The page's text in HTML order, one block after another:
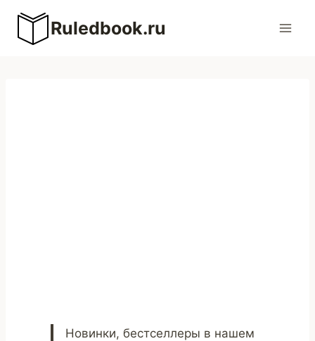
Перейти
содержимому
Ruledbook.ru
Новинки, бестселлеры в нашем